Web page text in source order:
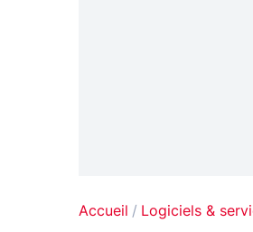
Accueil Logiciels &